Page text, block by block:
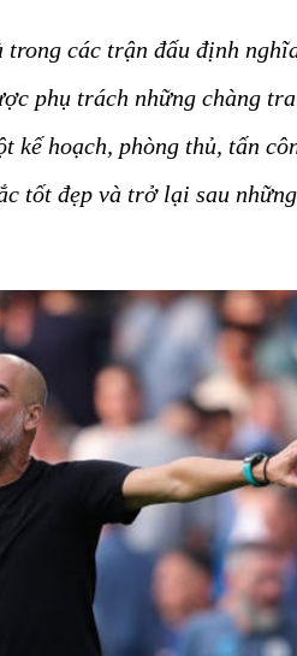
trong các trận đấu định
phụ trách những chàng
kế hoạch, phòng thủ, tấn
tốt đẹp và trở lại sau